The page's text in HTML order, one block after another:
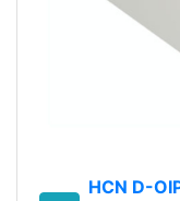
HCN D-